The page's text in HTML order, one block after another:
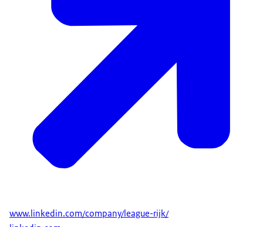
www.linkedin.com/company/league-rijk/